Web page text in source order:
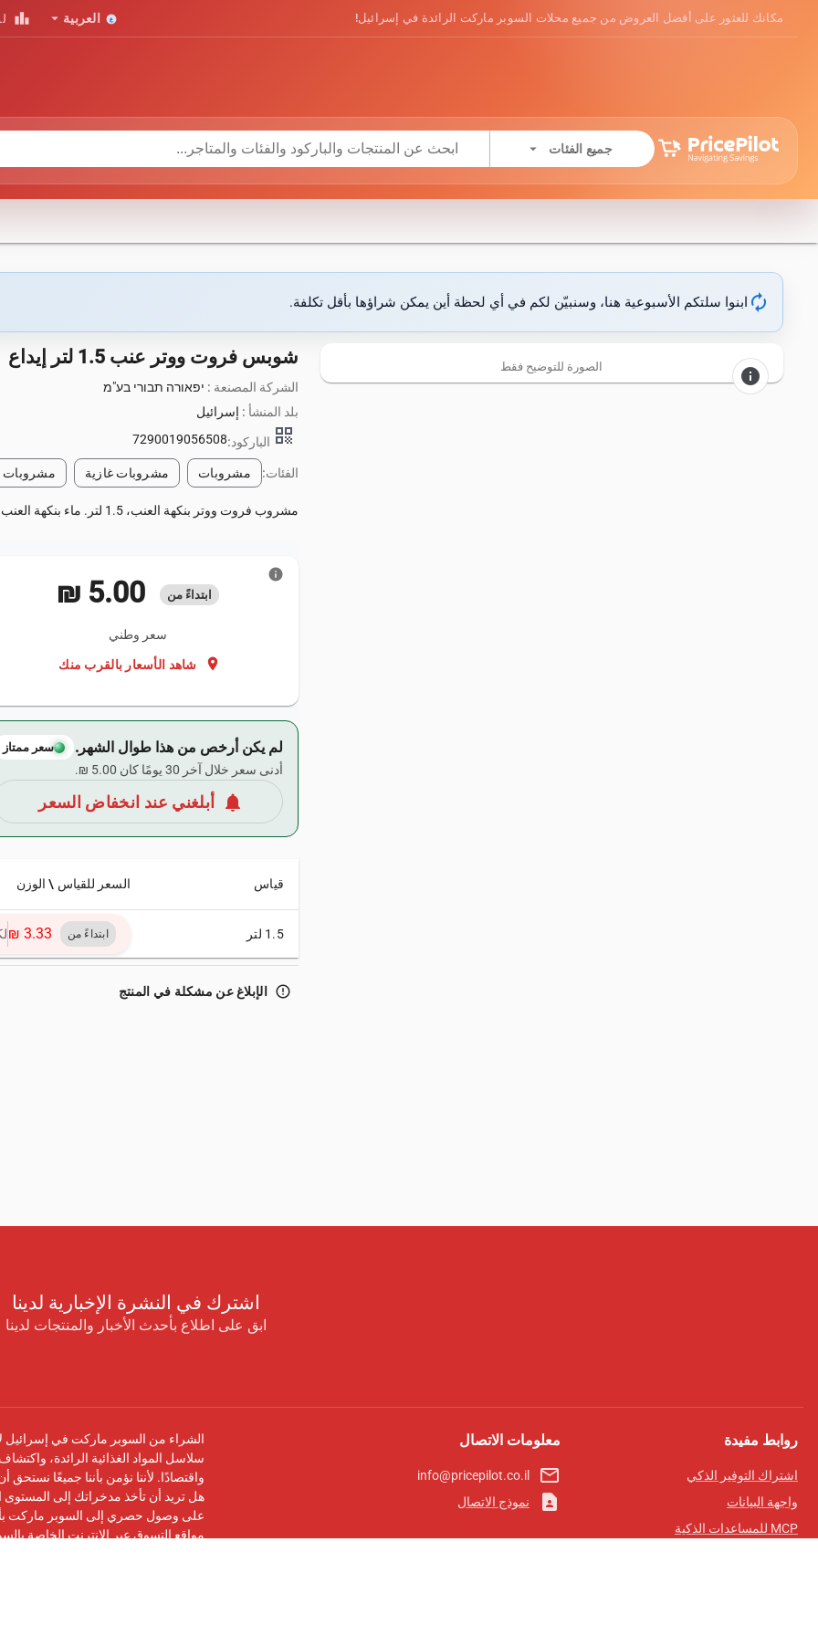
مكانك للعثور على أفضل العروض من جميع محلات السوبر ماركت الرائدة في إسرائيل! العربية arrow_drop_down
leaderboard
جميع الفئات arrow_drop_down
autorenew ابنوا سلتكم الأسبوعية هنا، وسنبيّن لكم في أي لحظة أين يمكن شراؤها بأقل تكلفة.
info الصورة للتوضيح فقط شوبس فروت ووتر عنب 1.5 لتر إيداع
الشركة المصنعة : יפאורה תבורי בע"מ
بلد المنشأ : إسرائيل
qr_code الباركود:7290019056508
الفئات: مشروبات مشروبات غازية مشروبات
مشروب فروت ووتر بنكهة العنب، 1.5 لتر. ماء بنكهة العنب 1.5 لتر مع إيداع.
ابتداءً من ‏5.00 ₪
سعر وطني
location_on شاهد الأسعار بالقرب منك
info
لم يكن أرخص من هذا طوال الشهر. سعر ممتاز
أدنى سعر خلال آخر 30 يومًا كان ‏5.00 ₪.
notifications أبلغني عند انخفاض السعر
قياس السعر للقياس \ الوزن
1.5 لتر ابتداءً من
error_outline الإبلاغ عن مشكلة في المنتج
اشترك في النشرة الإخبارية لدينا
ابق على اطلاع بأحدث الأخبار والمنتجات لدينا
روابط مفيدة
اشتراك التوفير الذكي
واجهة البيانات
MCP للمساعدات الذكية
معلومات الاتصال
mail_outline
info@pricepilot.co.il
contact_page نموذج الاتصال
الشراء من السوبر ماركت في إسرائيل
سلاسل المواد الغذائية الرائدة،
واقتصادًا. لأننا نؤمن بأننا جميعًا
هل تريد أن تأخذ مدخراتك إلى المستوى
على وصول حصري إلى السوبر ماركت
مواقع التسوق عبر الإنترنت الخاصة